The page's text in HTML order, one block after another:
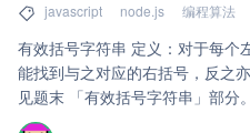
javascript node.js 编程算法
有效括号字符串 定义：对于每个
能找到与之对应的右括号，反之
见题末 「有效括号字符串」部分。